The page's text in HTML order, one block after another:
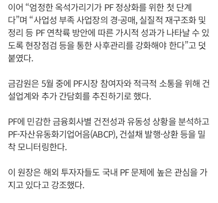
이어 “엄정한 옥석가리기가 PF 정상화를 위한 첫 단계
다”며 “사업성 부족 사업장의 경·공매, 실질적 재구조화 및
정리 등 PF 연착륙 방안에 따른 가시적 성과가 나타날 수 있
도록 현장점검 등을 통한 사후관리를 강화해야 한다”고 덧
붙였다.
금감원은 5월 중에 PF시장 참여자와 적극적 소통을 위해 건
설업계와 추가 간담회를 추진하기로 했다.
PF에 민감한 금융회사별 건전성과 유동성 상황을 분석하고
PF-자산유동화기업어음(ABCP), 건설채 발행·상환 등을 밀
착 모니터링한다.
이 원장은 해외 투자자들도 국내 PF 문제에 높은 관심을 가
지고 있다고 강조했다.